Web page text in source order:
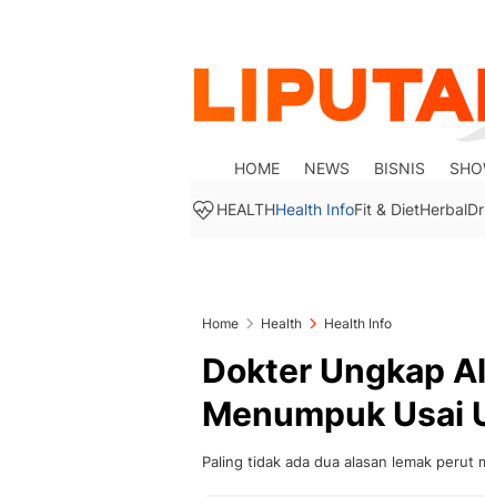
HOME NEWS BISNIS
HEALTHHealth InfoFit & DietHerbal
Home Health Health Info
Dokter Ungkap
Menumpuk Usai
Paling tidak ada dua alasan lemak